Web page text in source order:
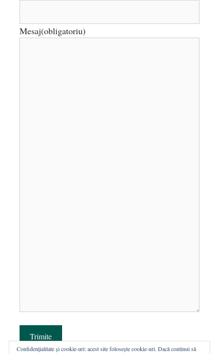
Mesaj(obligatoriu)
Trimite
Confidențialitate și cookie-uri: acest site folosește cookie-uri. Dacă continui să